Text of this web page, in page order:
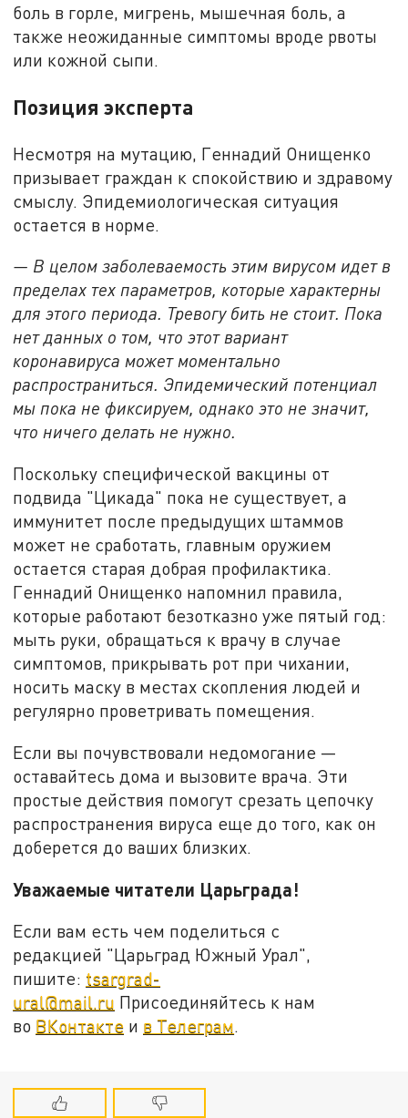
боль в горле, мигрень, мышечная боль, а
также неожиданные симптомы вроде рвоты
или кожной сыпи.
Позиция эксперта
Несмотря на мутацию, Геннадий Онищенко
призывает граждан к спокойствию и здравому
смыслу. Эпидемиологическая ситуация
остается в норме.
— В целом заболеваемость этим вирусом идет в
пределах тех параметров, которые характерны
для этого периода. Тревогу бить не стоит. Пока
нет данных о том, что этот вариант
коронавируса может моментально
распространиться. Эпидемический потенциал
мы пока не фиксируем, однако это не значит,
что ничего делать не нужно.
Поскольку специфической вакцины от
подвида "Цикада" пока не существует, а
иммунитет после предыдущих штаммов
может не сработать, главным оружием
остается старая добрая профилактика.
Геннадий Онищенко напомнил правила,
которые работают безотказно уже пятый год:
мыть руки, обращаться к врачу в случае
симптомов, прикрывать рот при чихании,
носить маску в местах скопления людей и
регулярно проветривать помещения.
Если вы почувствовали недомогание —
оставайтесь дома и вызовите врача. Эти
простые действия помогут срезать цепочку
распространения вируса еще до того, как он
доберется до ваших близких.
Уважаемые читатели Царьграда!
Если вам есть чем поделиться с
редакцией "Царьград Южный Урал",
пишите: tsargrad-
ural@mail.ru Присоединяйтесь к нам
во ВКонтакте и в Телеграм.